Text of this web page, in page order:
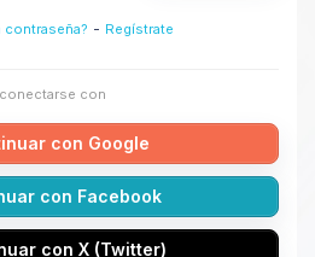
contraseña? - Regístrate
con
con Google
con Facebook
con X (Twitter)